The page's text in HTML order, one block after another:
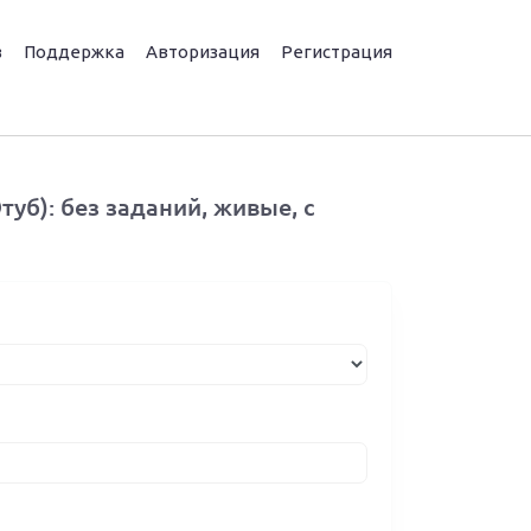
Поддержка Авторизация Регистрация
без заданий, живые, с